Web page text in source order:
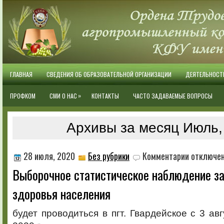
ГЛАВНАЯ СВЕДЕНИЯ ОБ ОБРАЗОВАТЕЛЬНОЙ ОРГАНИЗАЦИИ
ПРОФКОМ СМИ О НАС » КОНТАКТЫ ЧАСТО ЗАДАВАЕМЫЕ ВОПРОСЫ
Архивы за месяц
28 июля, 2020 Без рубрики Комментарии записи
Выборочное
здоровья
Выборочное статистическое наблюдение
здоровья населения
будет проводиться в пгт. Гвардейское с 3